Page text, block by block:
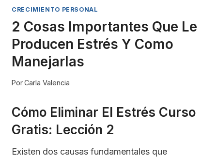
CRECIMIENTO PERSONAL
2 Cosas Importantes Que Le
Producen Estrés Y Como
Manejarlas
PorCarla Valencia
Cómo Eliminar El Estrés Curso
Gratis: Lección 2
Existen dos causas fundamentales que